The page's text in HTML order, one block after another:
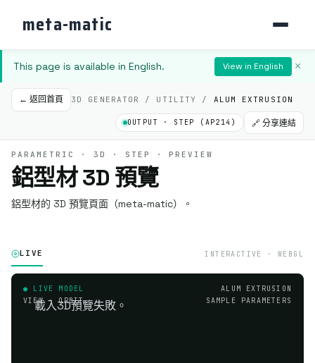
meta-matic
This page is available in English. View in English ×
← 返回首頁 3D GENERATOR / UTILITY / ALUM EXTRUSION
OUTPUT · STEP (AP214) 🔗 分享連結
PARAMETRIC · 3D · STEP · PREVIEW
鋁型材 3D 預覽
鋁型材的 3D 預覽頁面（meta-matic）。
LIVE INTERACTIVE · WEBGL
● LIVE MODEL
VIEW · ORBIT
ALUM EXTRUSION
SAMPLE PARAMETERS
載入3D預覽失敗。